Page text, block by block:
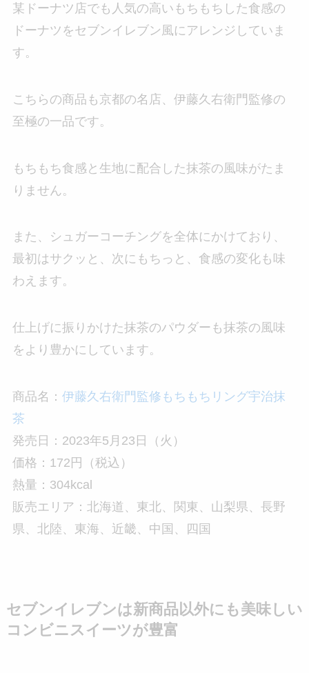
某ドーナツ店でも人気の高いもちもちした食感の
ドーナツをセブンイレブン風にアレンジしていま
す。
こちらの商品も京都の名店、伊藤久右衛門監修の
至極の一品です。
もちもち食感と生地に配合した抹茶の風味がたま
りません。
また、シュガーコーチングを全体にかけており、
最初はサクッと、次にもちっと、食感の変化も味
わえます。
仕上げに振りかけた抹茶のパウダーも抹茶の風味
をより豊かにしています。
商品名： 伊藤久右衛門監修もちもちリング宇治抹
茶
発売日：2023年5月23日（火）
価格：172円（税込）
熱量：304kcal
販売エリア：北海道、東北、関東、山梨県、長野
県、北陸、東海、近畿、中国、四国
セブンイレブンは新商品以外にも美味しい
コンビニスイーツが豊富